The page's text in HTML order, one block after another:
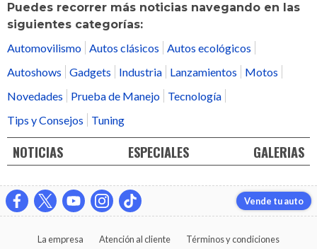
Puedes recorrer más noticias navegando en las
siguientes categorías:
Automovilismo Autos clásicos
Autos ecológicos
Autoshows
Gadgets Industria Lanzamientos
Motos
Novedades
Prueba de Manejo
Tecnología
Tips y Consejos
Tuning
NOTICIAS ESPECIALES GALERIAS
Vende tu auto
La empresa Atención al cliente Términos y condiciones